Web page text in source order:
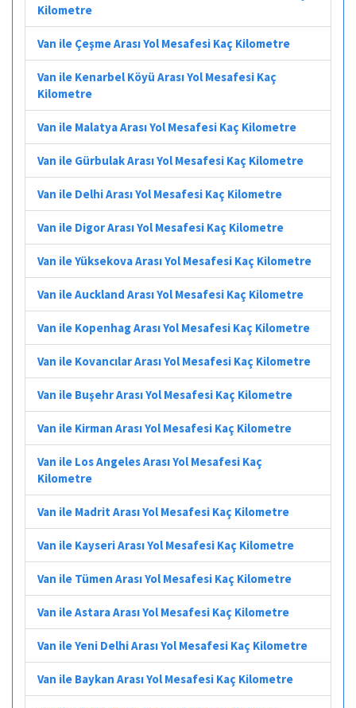
Kilometre
Van ile Çeşme Arası Yol Mesafesi Kaç Kilometre
Van ile Kenarbel Köyü Arası Yol Mesafesi Kaç
Kilometre
Van ile Malatya Arası Yol Mesafesi Kaç Kilometre
Van ile Gürbulak Arası Yol Mesafesi Kaç Kilometre
Van ile Delhi Arası Yol Mesafesi Kaç Kilometre
Van ile Digor Arası Yol Mesafesi Kaç Kilometre
Van ile Yüksekova Arası Yol Mesafesi Kaç Kilometre
Van ile Auckland Arası Yol Mesafesi Kaç Kilometre
Van ile Kopenhag Arası Yol Mesafesi Kaç Kilometre
Van ile Kovancılar Arası Yol Mesafesi Kaç Kilometre
Van ile Buşehr Arası Yol Mesafesi Kaç Kilometre
Van ile Kirman Arası Yol Mesafesi Kaç Kilometre
Van ile Los Angeles Arası Yol Mesafesi Kaç
Kilometre
Van ile Madrit Arası Yol Mesafesi Kaç Kilometre
Van ile Kayseri Arası Yol Mesafesi Kaç Kilometre
Van ile Tümen Arası Yol Mesafesi Kaç Kilometre
Van ile Astara Arası Yol Mesafesi Kaç Kilometre
Van ile Yeni Delhi Arası Yol Mesafesi Kaç Kilometre
Van ile Baykan Arası Yol Mesafesi Kaç Kilometre